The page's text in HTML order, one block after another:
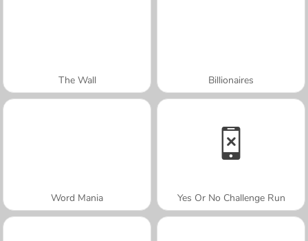
The Wall Billionaires
Word Mania Yes Or No Challenge Run